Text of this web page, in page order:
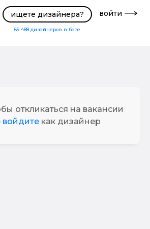
ищете дизайнера?
69 488 дизайнеров в базе
войти
откликаться на вакансии
войдите как дизайнер